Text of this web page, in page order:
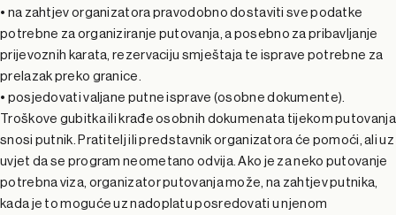
• na zahtjev organizatora pravodobno dostaviti sve podatke
potrebne za organiziranje putovanja, a posebno za pribavljanje
prijevoznih karata, rezervaciju smještaja te isprave potrebne za
prelazak preko granice.
• posjedovati valjane putne isprave (osobne dokumente).
Troškove gubitka ili krađe osobnih dokumenata tijekom putovanja
snosi putnik. Pratitelj ili predstavnik organizatora će pomoći, ali uz
uvjet da se program neometano odvija. Ako je za neko putovanje
potrebna viza, organizator putovanja može, na zahtjev putnika,
kada je to moguće uz nadoplatu posredovati u njenom